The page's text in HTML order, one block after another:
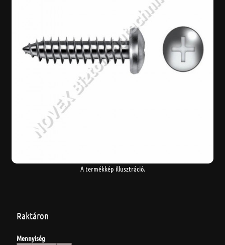
A termékkép illusztráció.
Raktáron
Mennyiség